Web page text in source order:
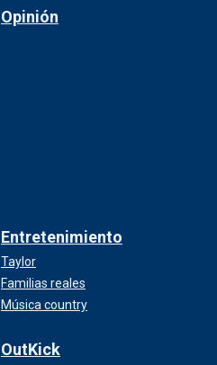
Opinión
Entretenimiento
Taylor
Familias reales
Música country
OutKick